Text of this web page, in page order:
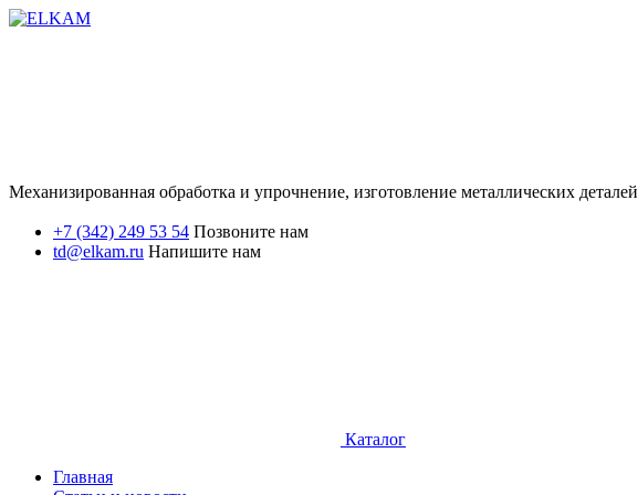
Механизированная обработка и упрочнение, изготовление металлических деталей
+7 (342) 249 53 54 Позвоните нам
td@elkam.ru Напишите нам
Каталог
Главная